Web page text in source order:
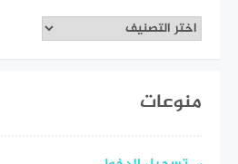
تصنيفات
منوعات